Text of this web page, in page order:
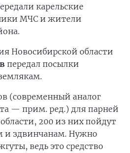
карельские
МЧС и жители
Новосибирской области
передал посылки
(современный аналог
— прим. ред.) для парней
200 из них пойдут
и здвинчанам. Нужно
ведь это средство